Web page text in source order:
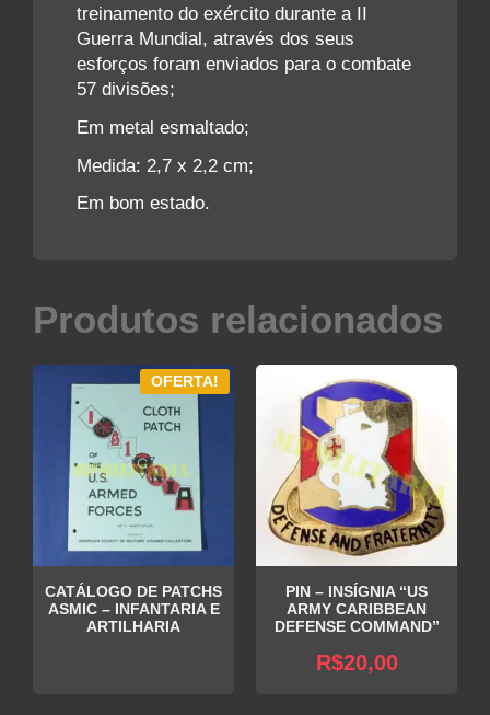
treinamento do exército durante a II
Guerra Mundial, através dos seus
esforços foram enviados para o combate
57 divisões;
Em metal esmaltado;
Medida: 2,7 x 2,2 cm;
Em bom estado.
Produtos relacionados
OFERTA!
CATÁLOGO DE PATCHS
ASMIC – INFANTARIA E
ARTILHARIA
PIN – INSÍGNIA “US
ARMY CARIBBEAN
DEFENSE COMMAND”
R$20,00